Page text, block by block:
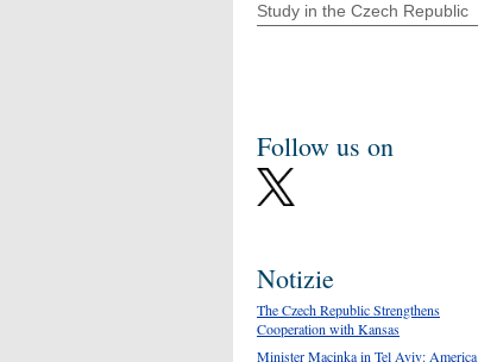
Study in the Czech Republic
Follow us on
Notizie
The Czech Republic Strengthens
Cooperation with Kansas
Minister Macinka in Tel Aviv: America